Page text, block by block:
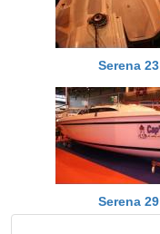
Serena 23
Serena 29